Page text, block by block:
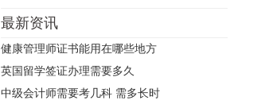
最新资讯
健康管理师证书能用在哪些地方
英国留学签证办理需要多久
中级会计师需要考几科 需多长时